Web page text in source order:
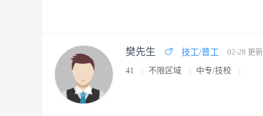
樊先生 技工/普工 02-28 更新
41 不限区域 中专/技校